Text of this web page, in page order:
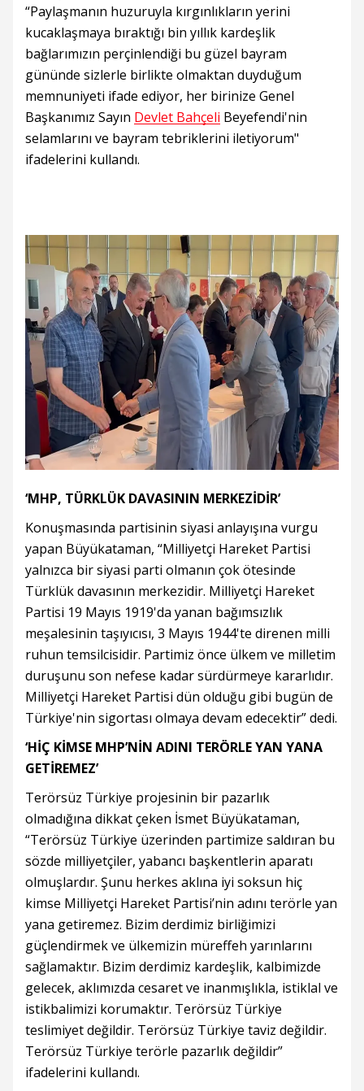
“Paylaşmanın huzuruyla kırgınlıkların yerini
kucaklaşmaya bıraktığı bin yıllık kardeşlik
bağlarımızın perçinlendiği bu güzel bayram
gününde sizlerle birlikte olmaktan duyduğum
memnuniyeti ifade ediyor, her birinize Genel
Başkanımız Sayın Devlet Bahçeli Beyefendi'nin
selamlarını ve bayram tebriklerini iletiyorum"
ifadelerini kullandı.
‘MHP, TÜRKLÜK DAVASININ MERKEZİDİR’
Konuşmasında partisinin siyasi anlayışına vurgu
yapan Büyükataman, “Milliyetçi Hareket Partisi
yalnızca bir siyasi parti olmanın çok ötesinde
Türklük davasının merkezidir. Milliyetçi Hareket
Partisi 19 Mayıs 1919'da yanan bağımsızlık
meşalesinin taşıyıcısı, 3 Mayıs 1944'te direnen milli
ruhun temsilcisidir. Partimiz önce ülkem ve milletim
duruşunu son nefese kadar sürdürmeye kararlıdır.
Milliyetçi Hareket Partisi dün olduğu gibi bugün de
Türkiye'nin sigortası olmaya devam edecektir” dedi.
‘HİÇ KİMSE MHP’NİN ADINI TERÖRLE YAN YANA
GETİREMEZ’
Terörsüz Türkiye projesinin bir pazarlık
olmadığına dikkat çeken İsmet Büyükataman,
“Terörsüz Türkiye üzerinden partimize saldıran bu
sözde milliyetçiler, yabancı başkentlerin aparatı
olmuşlardır. Şunu herkes aklına iyi soksun hiç
kimse Milliyetçi Hareket Partisi’nin adını terörle yan
yana getiremez. Bizim derdimiz birliğimizi
güçlendirmek ve ülkemizin müreffeh yarınlarını
sağlamaktır. Bizim derdimiz kardeşlik, kalbimizde
gelecek, aklımızda cesaret ve inanmışlıkla, istiklal ve
istikbalimizi korumaktır. Terörsüz Türkiye
teslimiyet değildir. Terörsüz Türkiye taviz değildir.
Terörsüz Türkiye terörle pazarlık değildir”
ifadelerini kullandı.